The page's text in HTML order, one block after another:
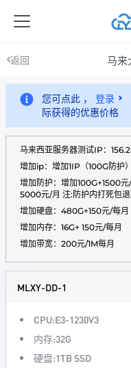
返回 马来
您可点此 ， 登录
际获得的优惠价格
马来西亚服务器测试IP：
增加ip：增加1IP（100G防护
增加防护：增加100G+1500
5000元/月 注:防护内打死包
增加硬盘：480G+150元/每月
增加内存：16G+ 150元/每月
增加带宽：200元/1M每月
MLXY-DD-1
CPU:E3-1230V3
内存:32G
硬盘:1TB SSD